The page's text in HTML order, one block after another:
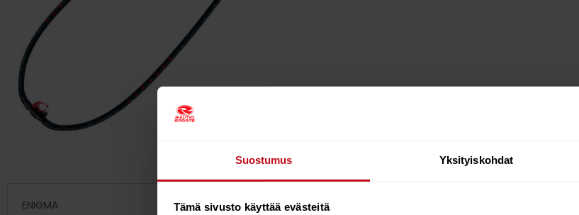
Suostumus Yksityiskohdat
Tämä sivusto käyttää evästeitä
ENIGMA